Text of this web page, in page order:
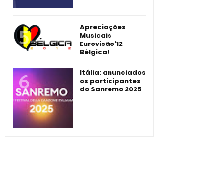
Apreciações
Musicais
Eurovisão'12 -
Bélgica!
Itália: anunciados
os participantes
do Sanremo 2025